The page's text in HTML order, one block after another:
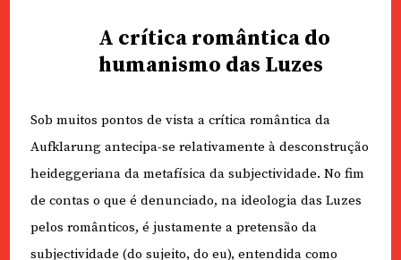
A crítica romântica do
humanismo das Luzes
Sob muitos pontos de vista a crítica romântica da
Aufklarung antecipa-se relativamente à desconstrução
heideggeriana da metafísica da subjectividade. No fim
de contas o que é denunciado, na ideologia das Luzes
pelos românticos, é justamente a pretensão da
subjectividade (do sujeito, do eu), entendida como